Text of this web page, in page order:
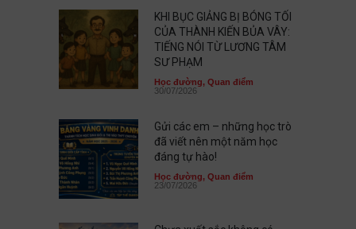
KHI BỤC GIẢNG BỊ BÓNG TỐI
CỦA THÀNH KIẾN BỦA VÂY:
TIẾNG NÓI TỪ LƯƠNG TÂM
SƯ PHẠM
Học đường, Quan điểm
30/07/2026
Gửi các em – những học trò
đã viết nên một năm học
đáng tự hào!
Học đường, Quan điểm
23/07/2026